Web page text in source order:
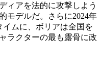
アを法的に攻撃しよう
モデルだ。さらに2024年
ムに、ボリアは全国を
ラクターの最も露骨に政